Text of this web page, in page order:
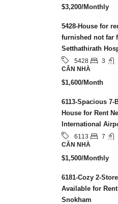
$3,200/Monthly
5428-House for
furnished not far
Setthathirath
5428 3
CĂN NHÀ
$1,600/Month
6113-Spacious 7-
House for Rent
International
6113 7
CĂN NHÀ
$1,500/Monthly
6181-Cozy 2-
Available for
Snokham